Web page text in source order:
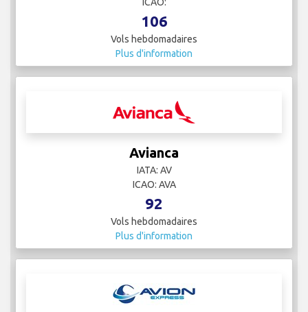
106
Vols hebdomadaires
Plus d'information
Avianca
IATA: AV
ICAO: AVA
92
Vols hebdomadaires
Plus d'information